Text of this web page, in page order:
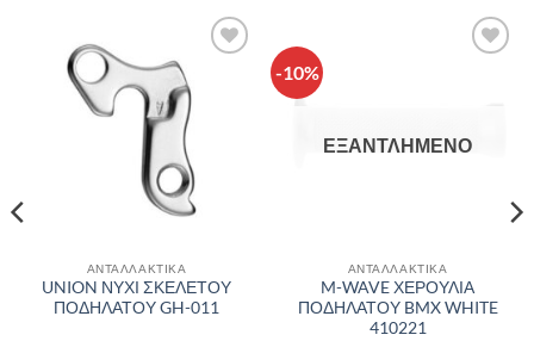
Πρόσθήκη
στην λίστα
επιθυμιών
ΑΝΤΑΛΛΑΚΤΙΚΑ
UNION ΝΥΧΙ ΣΚΕΛΕΤΟΥ
ΠΟΔΗΛΑΤΟΥ GH-011
-10%
ΕΞΑΝΤΛΗΜΈΝΟ
ΑΝΤΑΛΛΑΚΤΙΚΑ
M-WAVE ΧΕΡΟΥΛΙΑ
ΠΟΔΗΛΑΤΟΥ BMX WHITE
410221